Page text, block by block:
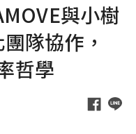
與小樹
隊協作，
哲學